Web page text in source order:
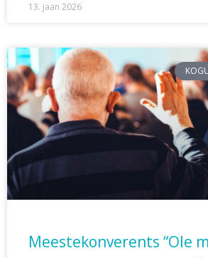
13. jaan 2026
Meestekonverents “Ole